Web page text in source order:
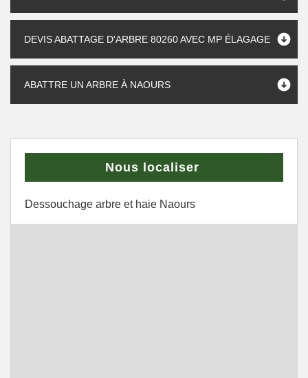
DEVIS ABATTAGE D'ARBRE 80260 AVEC MP ÉLAGAGE
ABATTRE UN ARBRE À NAOURS
Nous localiser
Dessouchage arbre et haie Naours